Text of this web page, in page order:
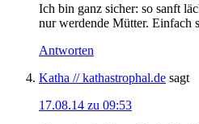
Ich bin ganz sicher: so sanft
nur werdende Mütter. Einfach
Antworten
Katha // kathastrophal.de sagt
17.08.14 zu 09:53